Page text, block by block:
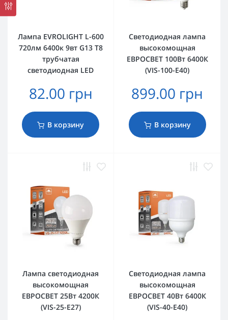
Лампа EVROLIGHT L-600
720лм 6400к 9вт G13 T8
трубчатая
светодиодная LED
82.00 грн
В корзину
Светодиодная лампа
высокомощная
ЕВРОСВЕТ 100Вт 6400К
(VIS-100-E40)
899.00 грн
В корзину
Лампа светодиодная
высокомощная
ЕВРОСВЕТ 25Вт 4200К
(VIS-25-E27)
Светодиодная лампа
высокомощная
ЕВРОСВЕТ 40Вт 6400К
(VIS-40-E40)